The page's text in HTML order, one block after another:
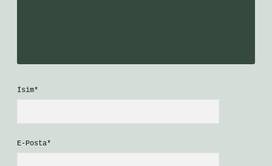
İsim*
E-Posta*